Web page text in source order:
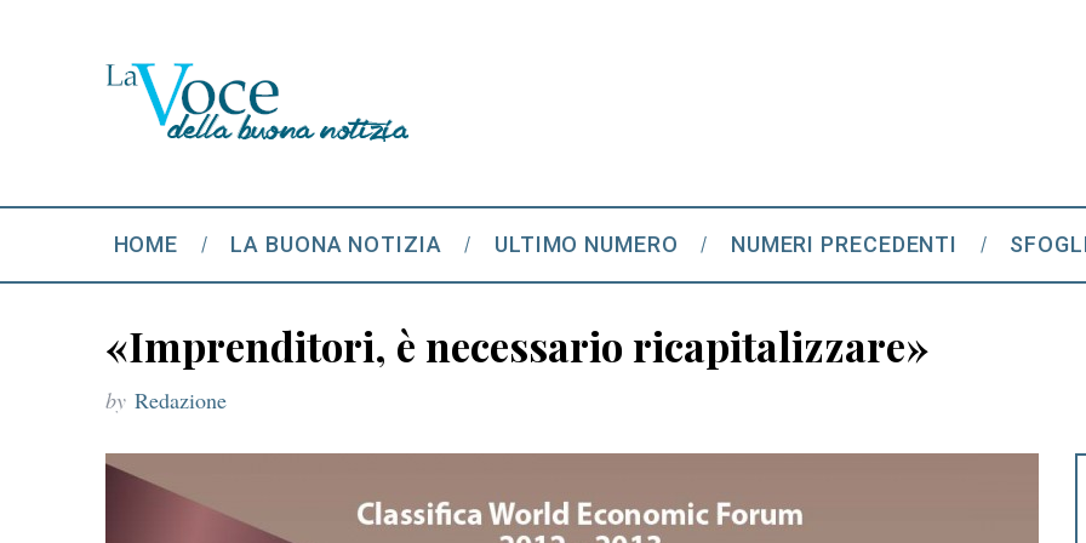
HOME LA BUONA NOTIZIA ULTIMO NUMERO NUMERI PRECEDENTI
«Imprenditori, è necessario ricapitalizzare»
by Redazione